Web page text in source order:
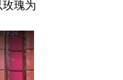
瑰为